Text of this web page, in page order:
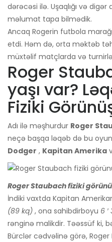
dərəcəsi ilə. Uşaqlığı və digər
məlumat tapa bilmədik.
Ancaq Rogerin futbola
etdi. Həm də, orta məktəb
müxtəlif matçlarda və
Roger
yaşı var?
Fiziki
Adı ilə məşhurdur Roger
neçə başqa ləqəb də bu
Dodger , Kapitan Amerika
Roger Staubach fiziki
İndiki vaxtda Kapitan
(89 kq) , ona sahibdirboyu 6 ′
rənginə malikdir. Təəssüf ki,
Bürclər cədvəlinə görə,